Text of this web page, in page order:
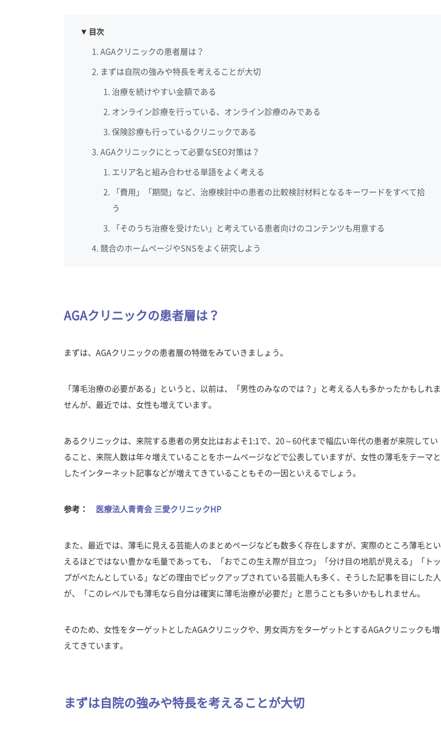
目次
AGAクリニックの患者層は？
まずは自院の強みや特長を考えることが大切
治療を続けやすい金額である
オンライン診療を行っている、オンライン診療のみである
保険診療も行っているクリニックである
AGAクリニックにとって必要なSEO対策は？
エリア名と組み合わせる単語をよく考える
「費用」「期間」など、治療検討中の患者の比較検討材料となるキーワードをすべて拾
う
「そのうち治療を受けたい」と考えている患者向けのコンテンツも用意する
競合のホームページやSNSをよく研究しよう
AGAクリニックの患者層は？
まずは、AGAクリニックの患者層の特徴をみていきましょう。
「薄毛治療の必要がある」というと、以前は、「男性のみなのでは？」と考える人も多かったかもしれま
せんが、最近では、女性も増えています。
あるクリニックは、来院する患者の男女比はおよそ1:1で、20～60代まで幅広い年代の患者が来院してい
ること、来院人数は年々増えていることをホームページなどで公表していますが、女性の薄毛をテーマと
したインターネット記事などが増えてきていることもその一因といえるでしょう。
参考： 医療法人青青会 三愛クリニックHP
また、最近では、薄毛に見える芸能人のまとめページなども数多く存在しますが、実際のところ薄毛とい
えるほどではない豊かな毛量であっても、「おでこの生え際が目立つ」「分け目の地肌が見える」「トッ
プがぺたんとしている」などの理由でピックアップされている芸能人も多く、そうした記事を目にした人
が、「このレベルでも薄毛なら自分は確実に薄毛治療が必要だ」と思うことも多いかもしれません。
そのため、女性をターゲットとしたAGAクリニックや、男女両方をターゲットとするAGAクリニックも増
えてきています。
まずは自院の強みや特長を考えることが大切